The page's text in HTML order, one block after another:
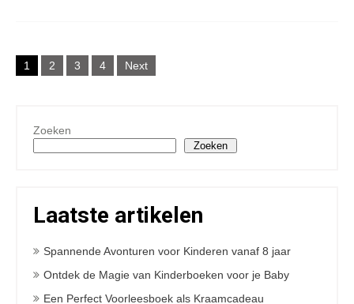
Posts
navigation
1 2 3 4 Next
Zoeken
Zoeken
Laatste artikelen
Spannende Avonturen voor Kinderen vanaf 8 jaar
Ontdek de Magie van Kinderboeken voor je Baby
Een Perfect Voorleesboek als Kraamcadeau